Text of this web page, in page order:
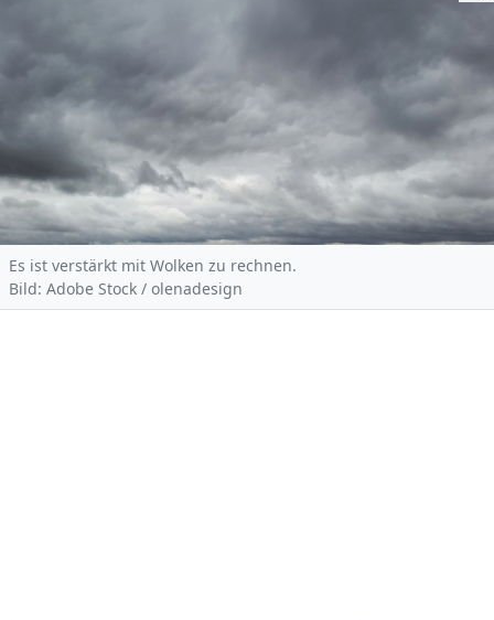
Es ist verstärkt mit Wolken zu rechnen.
Bild: Adobe Stock / olenadesign